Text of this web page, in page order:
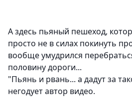
А здесь пьяный пешеход,
просто не в силах покинуть
вообще умудрился
половину дороги...
"Пьянь и рвань... а дадут за
негодует автор видео.